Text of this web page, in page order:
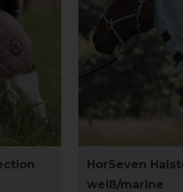
HorSeven
weiß/marine